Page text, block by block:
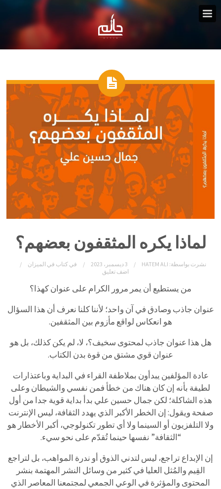
لماذا يكره المثقفون بعضهم؟
نشرت بواسطة: HATEM ALI 3 ديسمبر، 2023 في كتاب في الميزان
اضف تعليق
من يستطيع أن يمر مرور الكرام على عنوان كهذا؟
عنوان جاذب وصادق في آن واحد؛ لأننا كلنا نعرف أن هذا السؤال
هو انعكاس لواقع مأزوم بين المثقفين.
هل هذا عنوان جاذب لمحتوى سخيف؟، لا، لم يكن كذلك، بل هو
عنوان قوي مشتق من قوة بدن الكتاب.
عادة المؤلفين يبدأون بملاطفة القراء في البداية وباعتذارات
لطيفة بأنه إن كان هناك من خطأ فمن نفسي والشيطان وعلى
هذه الشاكلة؛ لكن جمال حسين علي بدأ بداية قوية جدا من أول
صفحة ويقول: إن الخطر الأكبر الذي يهدد الثقافة، ليس الإنترنت
ولا التلفزيون أو السينما ولا أي تطور تكنولوجي، أكبر الأخطار هو
“الثقافة” نفسها حينما تُقدّم على نحو سيء.
إن الإبداع تراجع، ليس لتدني الذوق أو ندرة المواهب، بل لتراجع
القِيم والمُثل العليا في كثير من وسائل النشر المهتمة بنشر
المحتوى والمؤثرة في الوعي الجمعي لمجتمعنا المعاصر الذي